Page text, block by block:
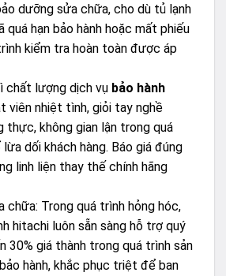
dưỡng sửa chữa, cho dù tủ lạnh
quá hạn bảo hành hoặc mất phiếu
kiểm tra hoàn toàn được áp
chất lượng dịch vụ bảo hành
viên nhiệt tình, giỏi tay nghề
thực, không gian lận trong quá
dối khách hàng. Báo giá đúng
linh liện thay thế chính hãng
chữa: Trong quá trình hỏng hóc,
hitachi luôn sẵn sàng hỗ trợ quý
30% giá thành trong quá trình sản
hành, khắc phục triệt để ban